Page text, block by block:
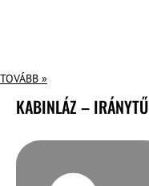
TOVÁBB »
KABINLÁZ – IRÁNYTŰ